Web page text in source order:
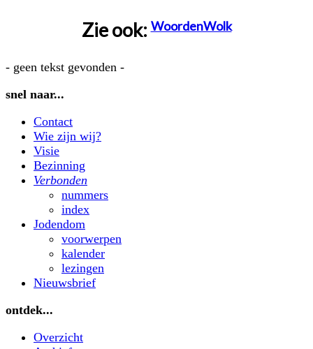
Zie ook:WoordenWolk
- geen tekst gevonden -
snel naar...
Contact
Wie zijn wij?
Visie
Bezinning
Verbonden
nummers
index
Jodendom
voorwerpen
kalender
lezingen
Nieuwsbrief
ontdek...
Overzicht